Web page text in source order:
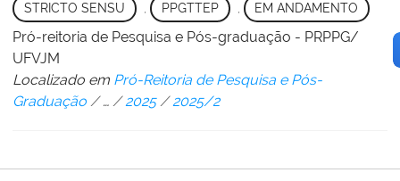
STRICTO SENSU , PPGTTEP , EM ANDAMENTO
Pró-reitoria de Pesquisa e Pós-graduação - PRPPG/
UFVJM
Localizado em Pró-Reitoria de Pesquisa e Pós-
Graduação /… /2025 /2025/2